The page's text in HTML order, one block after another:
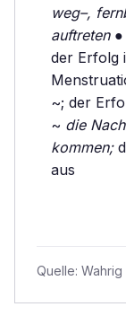
weg–,
auftreten●
der Erfolg
~; der
~ die
kommen;
aus
Quelle: